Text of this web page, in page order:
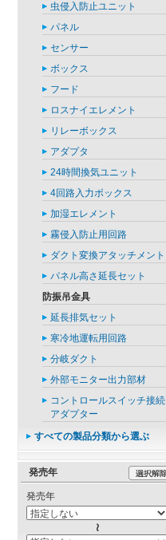
虫侵入防止ユニット
パネル
センサー
ボックス
フード
ロスナイエレメント
リレーボックス
アダプタ
24時間換気ユニット
4回路入力ボックス
加湿エレメント
霧侵入防止用回路
ダクト変換アタッチメント
パネル高さ延長セット
防振吊金具
延長排気セット
寒冷地運転用回路
分岐ダクト
外部モニター出力部材
コントロールスイッチ接続
アダプター
すべての製品分類から選ぶ
発売年
発売年